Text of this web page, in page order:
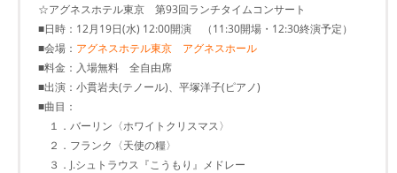
☆アグネスホテル東京 第93回ランチタイムコンサート
■日時：12月19日(水) 12:00開演 （11:30開場・12:30終演予定）
■会場： アグネスホテル東京 アグネスホール
■料金：入場無料 全自由席
■出演：小貫岩夫(テノール)、平塚洋子(ピアノ)
■曲目：
１．バーリン〈ホワイトクリスマス〉
２．フランク〈天使の糧〉
３．J.シュトラウス『こうもり』メドレー